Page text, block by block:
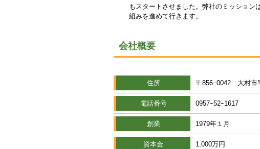
もスタートさせました。弊社のミッション
組みを進めて行きます。
会社概要
住所 〒856ｰ0042 大村市
電話番号 0957ｰ52ｰ1617
創業 1979年１月
資本金 1,000万円